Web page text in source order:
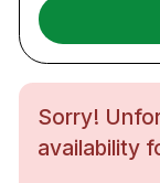
Finnebiff.
63 rum
Dubbelrum
Badrum
Gratis WiFi
Sorry!
availability